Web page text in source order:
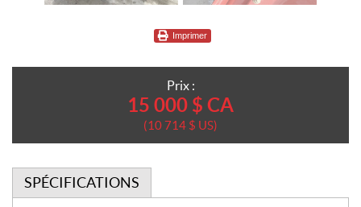
Imprimer
Prix :
15 000 $ CA
10 714 $ US
SPÉCIFICATIONS